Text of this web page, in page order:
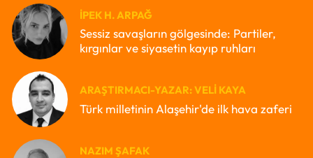
İPEK H. ARPAĞ
Sessiz savaşların gölgesinde: Partiler,
kırgınlar ve siyasetin kayıp ruhları
ARAŞTIRMACI-YAZAR: VELI KAYA
Türk milletinin Alaşehir'de ilk hava zaferi
NAZIM ŞAFAK